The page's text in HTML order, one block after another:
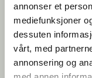
annonser et
mediefunksjoner
dessuten
vårt, med
annonsering og